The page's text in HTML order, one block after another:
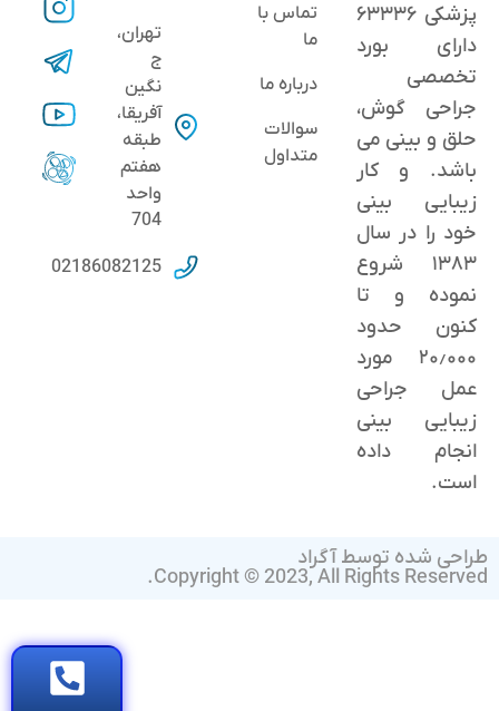
پزشکی ۶۳۳۳۶
دارای بورد
تخصصی
جراحی گوش،
حلق و بینی می
باشد. و کار
زیبایی بینی
خود را در سال
۱۳۸۳ شروع
نموده و تا
کنون حدود
٢۰٫۰۰۰ مورد
عمل جراحی
زیبایی بینی
انجام داده
است.
تماس با
ما
درباره ما
سوالات
متداول
تهران،
ج
نگین
آفریقا،
طبقه
هفتم
واحد
704
02186082125
طراحی شده توسط آگراد
Copyright © 2023, All Rights Reserved.